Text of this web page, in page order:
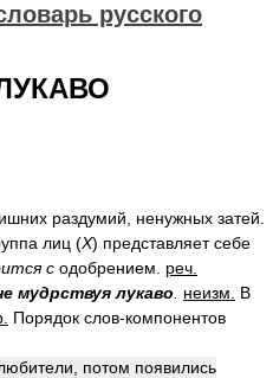
русского
раздумий, ненужных затей.
лиц (Х) представляет себе
с одобрением. реч.
мудрствуя лукаво неизм.
В
Порядок слов-компонентов
потом появились